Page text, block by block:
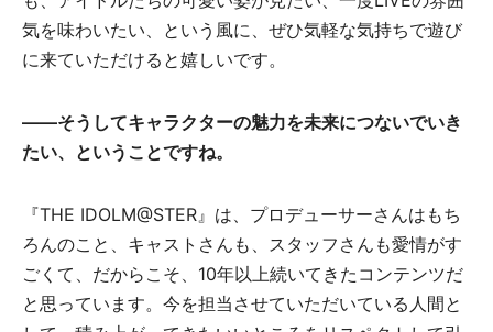
気を味わいたい、という風に、ぜひ気軽な気持ちで遊び
に来ていただけると嬉しいです。
――そうしてキャラクターの魅力を未来につないでいき
たい、ということですね。
『THE IDOLM@STER』は、プロデューサーさんはもち
ろんのこと、キャストさんも、スタッフさんも愛情がす
ごくて、だからこそ、10年以上続いてきたコンテンツだ
と思っています。今を担当させていただいている人間と